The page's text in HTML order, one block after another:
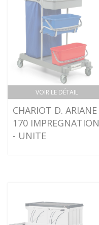
VOIR LE DÉTAIL
CHARIOT D. ARIANE
170 IMPREGNATION
- UNITE